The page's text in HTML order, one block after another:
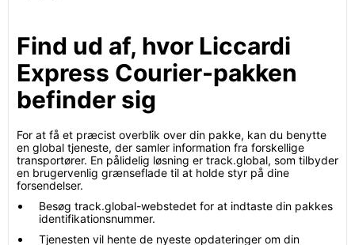
Find ud af, hvor Liccardi
Express Courier-pakken
befinder sig
For at få et præcist overblik over din pakke, kan du benytte
en global tjeneste, der samler information fra forskellige
transportører. En pålidelig løsning er track.global, som tilbyder
en brugervenlig grænseflade til at holde styr på dine
forsendelser.
Besøg track.global-webstedet for at indtaste din pakkes
identifikationsnummer.
Tjenesten vil hente de nyeste opdateringer om din